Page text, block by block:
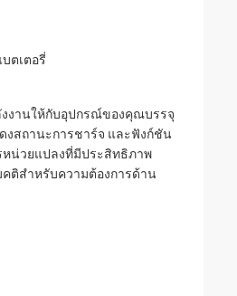
ตเตอรี่
งงานให้กับอุปกรณ์ของคุณบรรจุ
งสถานะการชาร์จ และฟังก์ชัน
หน่วยแปลงที่มีประสิทธิภาพ
ติสำหรับความต้องการด้าน